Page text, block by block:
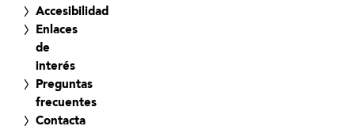
Accesibilidad
Enlaces
de
interés
Preguntas
frecuentes
Contacta